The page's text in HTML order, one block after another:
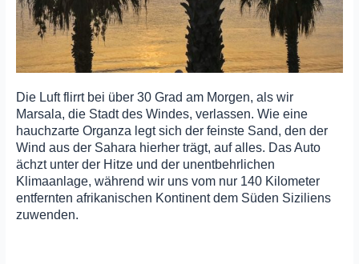
Die Luft flirrt bei über 30 Grad am Morgen, als wir
Marsala, die Stadt des Windes, verlassen. Wie eine
hauchzarte Organza legt sich der feinste Sand, den der
Wind aus der Sahara hierher trägt, auf alles. Das Auto
ächzt unter der Hitze und der unentbehrlichen
Klimaanlage, während wir uns vom nur 140 Kilometer
entfernten afrikanischen Kontinent dem Süden Siziliens
zuwenden.